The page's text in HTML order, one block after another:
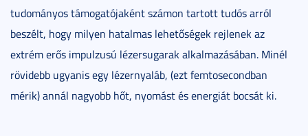
tudományos támogatójaként számon tartott tudós arról
beszélt, hogy milyen hatalmas lehetőségek rejlenek az
extrém erős impulzusú lézersugarak alkalmazásában. Minél
rövidebb ugyanis egy lézernyaláb, (ezt femtosecondban
mérik) annál nagyobb hőt, nyomást és energiát bocsát ki.